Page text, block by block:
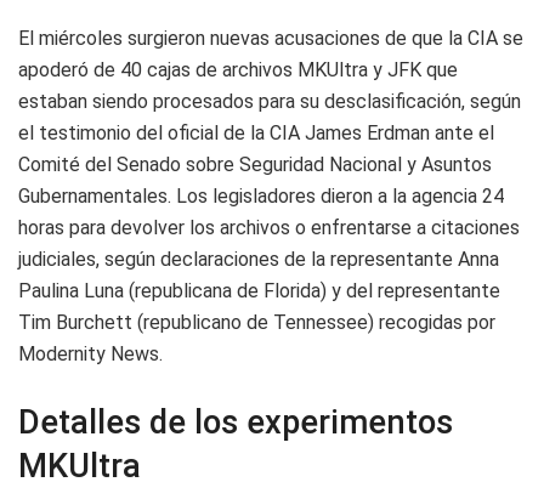
El miércoles surgieron nuevas acusaciones de que la CIA se
apoderó de 40 cajas de archivos MKUltra y JFK que
estaban siendo procesados para su desclasificación, según
el testimonio del oficial de la CIA James Erdman ante el
Comité del Senado sobre Seguridad Nacional y Asuntos
Gubernamentales. Los legisladores dieron a la agencia 24
horas para devolver los archivos o enfrentarse a citaciones
judiciales, según declaraciones de la representante Anna
Paulina Luna (republicana de Florida) y del representante
Tim Burchett (republicano de Tennessee) recogidas por
Modernity News.
Detalles de los experimentos
MKUltra